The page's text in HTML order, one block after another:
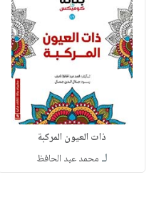
ذات العيون المركبة
لـ محمد عبد الحافظ